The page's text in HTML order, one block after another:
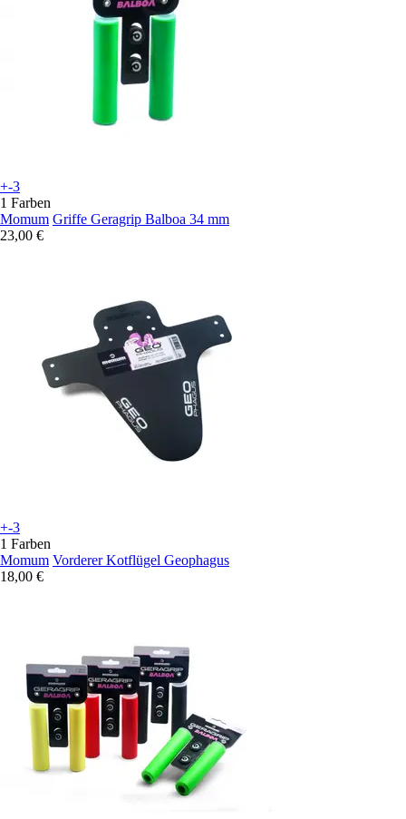
+-3
1 Farben
Momum Griffe Geragrip Balboa 34 mm
23,00 €
+-3
1 Farben
Momum Vorderer Kotflügel Geophagus
18,00 €